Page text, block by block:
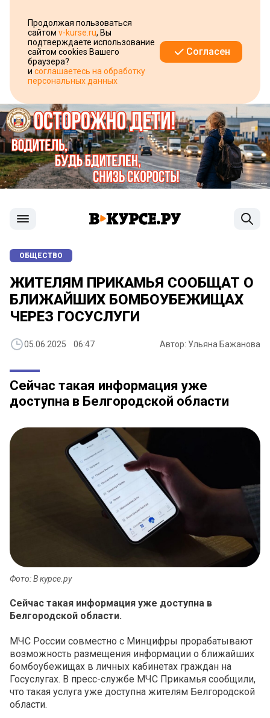
Продолжая пользоваться
сайтом v-kurse.ru, Вы
подтверждаете использование
сайтом cookies Вашего
браузера?
и соглашаетесь на обработку
персональных данных
Согласен
ОБЩЕСТВО
ЖИТЕЛЯМ ПРИКАМЬЯ СООБЩАТ О
БЛИЖАЙШИХ БОМБОУБЕЖИЩАХ
ЧЕРЕЗ ГОСУСЛУГИ
05.06.2025 06:47 Автор: Ульяна Бажанова
Сейчас такая информация уже
доступна в Белгородской области
Фото: В курсе.ру
Сейчас такая информация уже доступна в
Белгородской области.
МЧС России совместно с Минцифры прорабатывают
возможность размещения информации о ближайших
бомбоубежищах в личных кабинетах граждан на
Госуслугах. В пресс-службе МЧС Прикамья сообщили,
что такая услуга уже доступна жителям Белгородской
области.